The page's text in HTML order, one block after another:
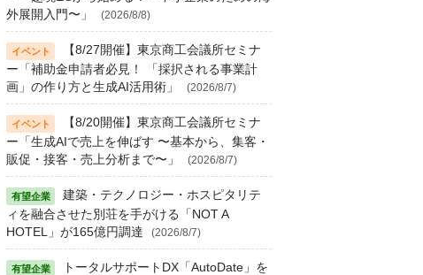
外展開入門〜」
(2026/8/8)
【8/27開催】東京商工会議所セミナ
ー「補助金申請者必見！ 「採択される事業計
画」の作り方と生成AI活用術」
(2026/8/7)
【8/20開催】東京商工会議所セミナ
ー「生成AIで売上を伸ばす 〜基本から、集客・
販促・接客・売上分析まで〜」
(2026/8/7)
建築・テクノロジー・ホスピタリテ
ィを融合させた別荘を手がける「NOT A
HOTEL」が165億円調達
(2026/8/7)
トータルサポートDX「AutoDate」を